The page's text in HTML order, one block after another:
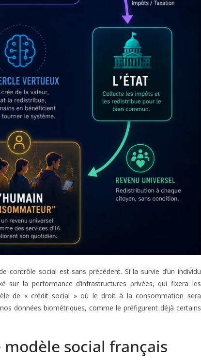
contrôle social est sans précédent. Si la survie d’un individu
sur la performance d’infrastructures privées, qui fixera les
de « crédit social » où le droit à la consommation sera
données biométriques, comme le préfigurent déjà certains
social français